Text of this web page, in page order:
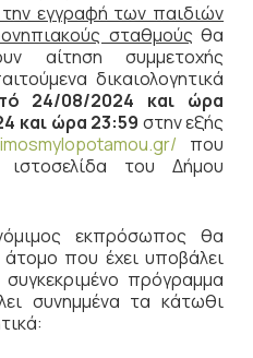
εγγραφή των παιδιών
σταθμούς θα
αίτηση συμμετοχής
δικαιολογητικά
24/08/2024 και ώρα
και ώρα 23:59 στην εξής
που
ιστοσελίδα του Δήμου
εκπρόσωπος θα
άτομο που έχει υποβάλει
πρόγραμμα
συνημμένα τα κάτωθι